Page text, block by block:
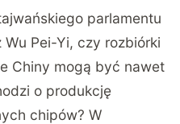
parlamentu
Wu Pei-Yi, czy rozbiórki
Chiny mogą być nawet
o produkcję
chipów? W